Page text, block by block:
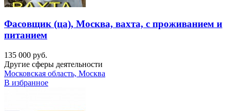
Фасовщик (ца), Москва, вахта, с проживанием и
питанием
135 000 руб.
Другие сферы деятельности
Московская область, Москва
В избранное